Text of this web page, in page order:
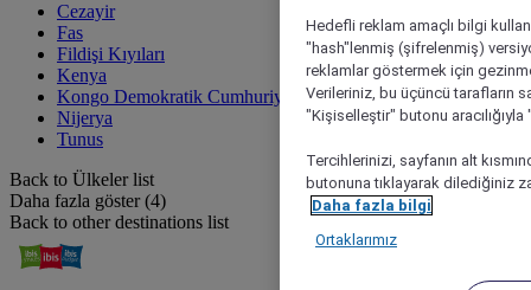
Cezayir
Fas
Fildişi Kıyıları
Kenya
Kongo Demokratik Cumhuriyeti
Nijerya
Tunus
Back to Ülkeler list
Daha fazla göster (4)
Back to other destinations list
Hedefli reklam amaçlı bilgi
"hash"lenmiş (şifrelenmiş)
reklamlar göstermek için
Verileriniz, bu üçüncü tarafların
"Kişiselleştir" butonu
Tercihlerinizi, sayfanın alt
butonuna tıklayarak dilediğiniz
Daha fazla bilgi
Ortaklarımız